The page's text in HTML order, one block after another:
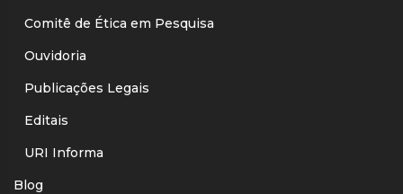
Comitê de Ética em Pesquisa
Ouvidoria
Publicações Legais
Editais
URI Informa
Blog